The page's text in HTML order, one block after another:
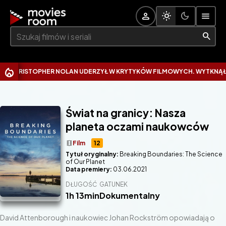
Szukaj:
NOLAN UDERZYŁ W KRYTYKÓW FILMOWYCH. WYTKNĄŁ IM
Świat na granicy: Nasza
planeta oczami naukowców
12
theaters Film
Tytuł oryginalny: Breaking Boundaries: The Science
of Our Planet
Data premiery: 03.06.2021
David Attenborough i naukowiec Johan Rockström opowiadają o
DŁUGOŚĆ
1h 13min
GATUNEK
Dokumentalny